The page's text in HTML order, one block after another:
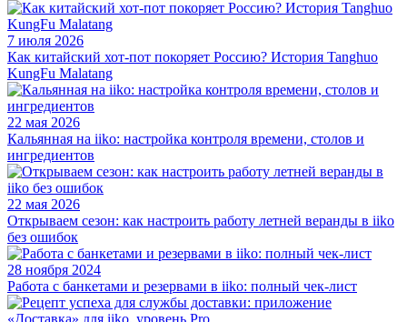
7 июля 2026
Как китайский хот-пот покоряет Россию? История Tanghuo
KungFu Malatang
22 мая 2026
Кальянная на iiko: настройка контроля времени, столов и
ингредиентов
22 мая 2026
Открываем сезон: как настроить работу летней веранды в iiko
без ошибок
28 ноября 2024
Работа с банкетами и резервами в iiko: полный чек-лист